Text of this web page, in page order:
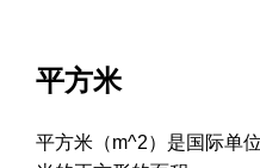
平方米
平方米（m^2）是国际单